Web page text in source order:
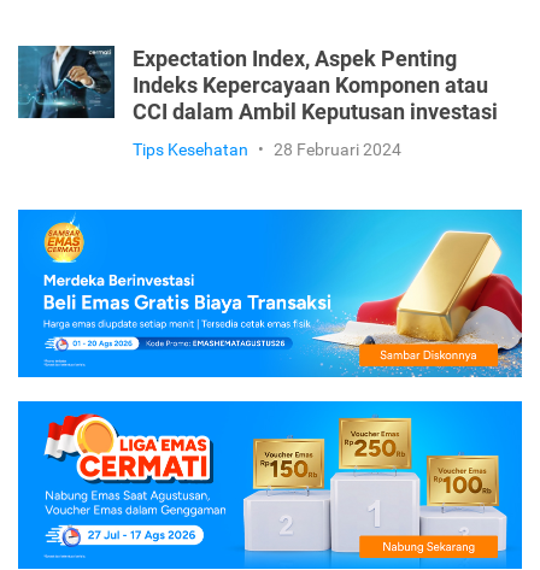
Expectation Index, Aspek Penting
Indeks Kepercayaan Komponen atau
CCI dalam Ambil Keputusan investasi
Tips Kesehatan • 28 Februari 2024